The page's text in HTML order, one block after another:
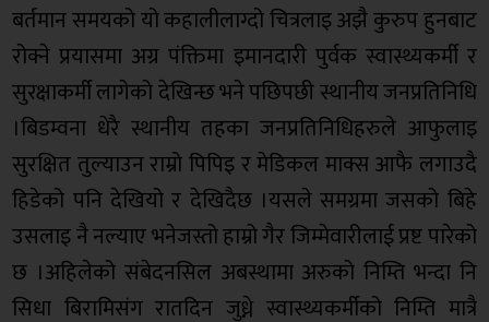
बर्तमान समयको यो कहालीलाग्दो चित्रलाइ अझै कुरुप हुनबाट
रोक्ने प्रयासमा अग्र पंक्तिमा इमानदारी पुर्वक स्वास्थ्यकर्मी र
सुरक्षाकर्मी लागेको देखिन्छ भने पछिपछी स्थानीय जनप्रतिनिधि
।बिडम्वना धेरै स्थानीय तहका जनप्रतिनिधिहरुले आफुलाइ
सुरक्षित तुल्याउन राम्रो पिपिइ र मेडिकल माक्स आफै लगाउदै
हिडेको पनि देखियो र देखिदैछ ।यसले समग्रमा जसको बिहे
उसलाइ नै नल्याए भनेजस्तो हाम्रो गैर जिम्मेवारीलाई प्रष्ट पारेको
छ ।अहिलेको संबेदनसिल अबस्थामा अरुको निम्ति भन्दा नि
सिधा बिरामिसंग रातदिन जुध्ने स्वास्थ्यकर्मीको निम्ति मात्रै